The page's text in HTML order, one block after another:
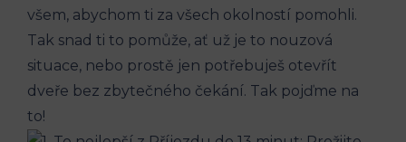
všem, abychom ti za všech⁤ okolností‍ pomohli.
Tak snad ti to pomůže, ať už⁤ je to nouzová
situace, nebo prostě jen potřebuješ otevřít
dveře bez zbytečného čekání. Tak pojďme ‍na
to!